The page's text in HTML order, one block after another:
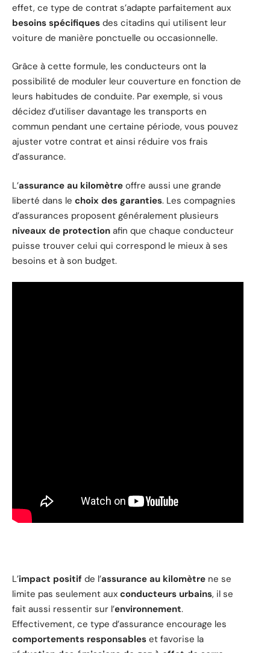
effet, ce type de contrat s’adapte parfaitement aux
besoins spécifiques des citadins qui utilisent leur
voiture de manière ponctuelle ou occasionnelle.
Grâce à cette formule, les conducteurs ont la
possibilité de moduler leur couverture en fonction de
leurs habitudes de conduite. Par exemple, si vous
décidez d’utiliser davantage les transports en
commun pendant une certaine période, vous pouvez
ajuster votre contrat et ainsi réduire vos frais
d’assurance.
L’assurance au kilomètre offre aussi une grande
liberté dans le choix des garanties. Les compagnies
d’assurances proposent généralement plusieurs
niveaux de protection afin que chaque conducteur
puisse trouver celui qui correspond le mieux à ses
besoins et à son budget.
L’impact positif de l’assurance au kilomètre ne se
limite pas seulement aux conducteurs urbains, il se
fait aussi ressentir sur l’environnement.
Effectivement, ce type d’assurance encourage les
comportements responsables et favorise la